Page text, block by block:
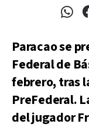
Paracao se
Federal de
febrero, tras
PreFederal.
del jugador